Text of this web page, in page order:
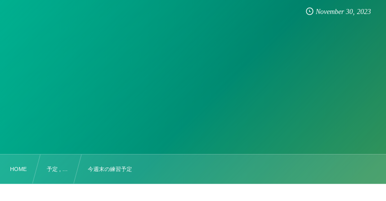
November 30, 2023
HOME 予定 , … 今週末の練習予定